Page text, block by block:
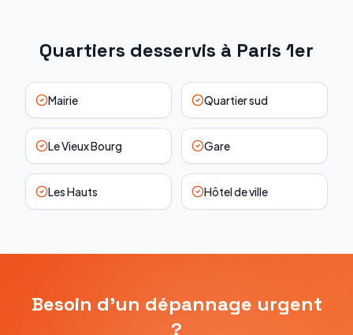
Quartiers desservis à Paris 1er
Mairie Quartier sud
Le Vieux Bourg Gare
Les Hauts Hôtel de ville
Besoin d'un dépannage urgent
?